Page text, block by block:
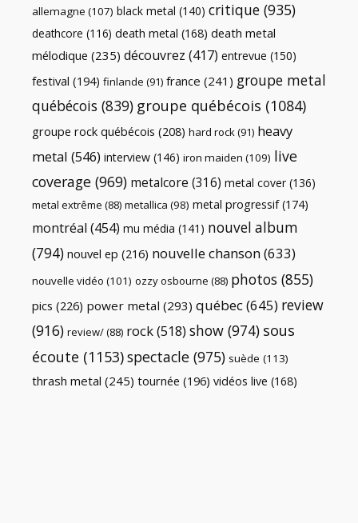
allemagne (107) black metal (140) critique (935)
deathcore (116) death metal (168) death metal
mélodique (235) découvrez (417) entrevue (150)
festival (194) finlande (91) france (241) groupe metal
québécois (839) groupe québécois (1084)
groupe rock québécois (208) hard rock(91) heavy
metal (546) interview (146) iron maiden (109) live
coverage (969) metalcore (316) metal cover (136)
metal extrême (88) metallica (98) metal progressif(174)
montréal (454) mu média (141) nouvel album
(794) nouvel ep (216) nouvelle chanson(633)
nouvelle vidéo (101) ozzy osbourne (88) photos (855)
pics (226) power metal (293) québec(645) review
(916) review/(88) rock(518) show (974) sous
écoute (1153)spectacle (975) suède (113)
thrash metal (245) tournée (196) vidéos live (168)